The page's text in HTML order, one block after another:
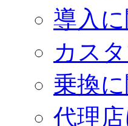
導入
カス
乗換
代理